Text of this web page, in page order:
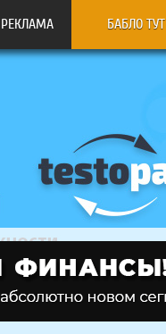
РЕКЛАМА БАБЛО ТУТ